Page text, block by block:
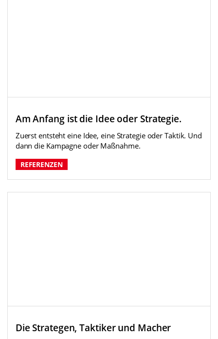
Kampagne:
„Über 10 Millionen Deutsche haben eine Leiche im
Keller“ für die August Brötje GmbH.
Am Anfang ist die Idee oder Strategie.
Zuerst entsteht eine Idee, eine Strategie oder Taktik. Und
dann die Kampagne oder Maßnahme.
REFERENZEN
Die Strategen, Taktiker und Macher